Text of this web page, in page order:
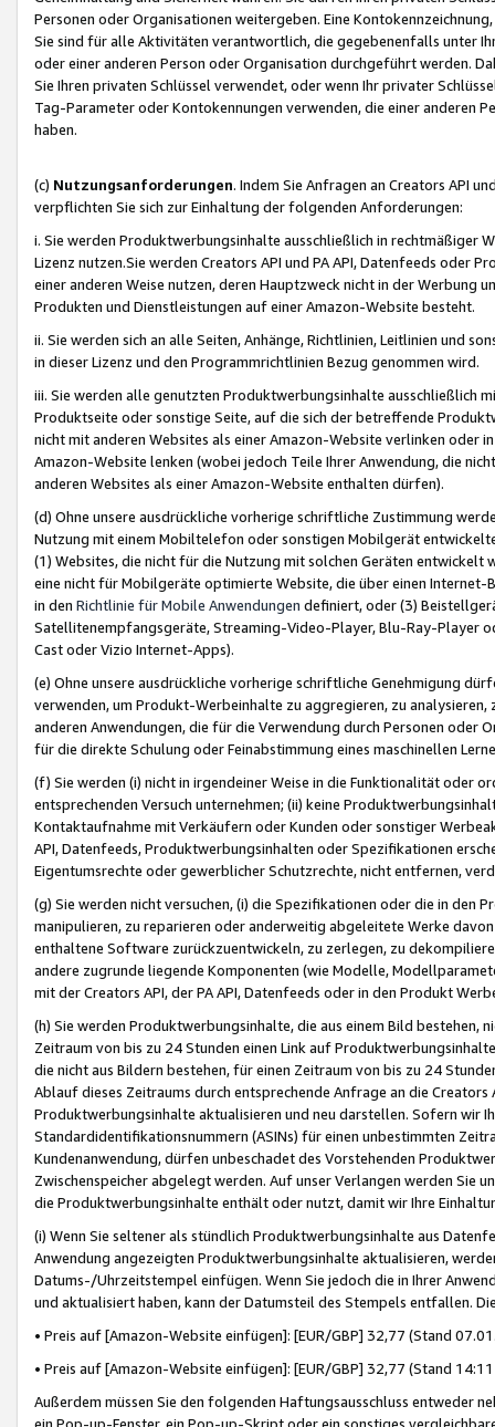
Personen oder Organisationen weitergeben. Eine
Sie sind für alle Aktivitäten verantwortlich, die gegebenenfalls unter
oder einer anderen Person oder Organisation durchgeführt werden.
Sie Ihren privaten Schlüssel verwendet, oder wenn Ihr privater
Tag-Parameter oder Kontokennungen verwenden, die einer anderen
haben.
(c) Nutzungsanforderungen. Indem Sie Anfragen an Creators API
verpflichten Sie sich zur Einhaltung der folgenden Anforderungen:
i. Sie werden Produktwerbungsinhalte ausschließlich in rechtmäßiger
Lizenz nutzen.Sie werden Creators API und PA API, Datenfeeds oder
einer anderen Weise nutzen, deren Hauptzweck nicht in der Werbung
Produkten und Dienstleistungen auf einer Amazon-Website besteht.
ii. Sie werden sich an alle Seiten, Anhänge, Richtlinien, Leitlinien und
in dieser Lizenz und den Programmrichtlinien Bezug genommen wird.
iii. Sie werden alle genutzten Produktwerbungsinhalte ausschließlich
Produktseite oder sonstige Seite, auf die sich der betreffende
nicht mit anderen Websites als einer Amazon-Website verlinken oder
Amazon-Website lenken (wobei jedoch Teile Ihrer Anwendung, die
anderen Websites als einer Amazon-Website enthalten dürfen).
(d) Ohne unsere ausdrückliche vorherige schriftliche Zustimmung
Nutzung mit einem Mobiltelefon oder sonstigen Mobilgerät
(1) Websites, die nicht für die Nutzung mit solchen Geräten
eine nicht für Mobilgeräte optimierte Website, die über einen
in den Richtlinie für Mobile Anwendungen definiert, oder (3)
Satellitenempfangsgeräte, Streaming-Video-Player, Blu-Ray-Player
Cast oder Vizio Internet-Apps).
(e) Ohne unsere ausdrückliche vorherige schriftliche Genehmigung
verwenden, um Produkt-Werbeinhalte zu aggregieren, zu
anderen Anwendungen, die für die Verwendung durch Personen
für die direkte Schulung oder Feinabstimmung eines maschinellen
(f) Sie werden (i) nicht in irgendeiner Weise in die Funktionalität oder
entsprechenden Versuch unternehmen; (ii) keine
Kontaktaufnahme mit Verkäufern oder Kunden oder sonstiger
API, Datenfeeds, Produktwerbungsinhalten oder Spezifikationen
Eigentumsrechte oder gewerblicher Schutzrechte, nicht entfernen,
(g) Sie werden nicht versuchen, (i) die Spezifikationen oder die in
manipulieren, zu reparieren oder anderweitig abgeleitete Werke
enthaltene Software zurückzuentwickeln, zu zerlegen, zu
andere zugrunde liegende Komponenten (wie Modelle,
mit der Creators API, der PA API, Datenfeeds oder in den Produkt
(h) Sie werden Produktwerbungsinhalte, die aus einem Bild bestehen,
Zeitraum von bis zu 24 Stunden einen Link auf
die nicht aus Bildern bestehen, für einen Zeitraum von bis zu 24
Ablauf dieses Zeitraums durch entsprechende Anfrage an die
Produktwerbungsinhalte aktualisieren und neu darstellen. Sofern wir
Standardidentifikationsnummern (ASINs) für einen unbestimmten
Kundenanwendung, dürfen unbeschadet des Vorstehenden
Zwischenspeicher abgelegt werden. Auf unser Verlangen werden Sie
die Produktwerbungsinhalte enthält oder nutzt, damit wir Ihre
(i) Wenn Sie seltener als stündlich Produktwerbungsinhalte aus
Anwendung angezeigten Produktwerbungsinhalte aktualisieren,
Datums-/Uhrzeitstempel einfügen. Wenn Sie jedoch die in Ihrer
und aktualisiert haben, kann der Datumsteil des Stempels entfallen.
• Preis auf [Amazon-Website einfügen]: [EUR/GBP] 32,77 (Stand
• Preis auf [Amazon-Website einfügen]: [EUR/GBP] 32,77 (Stand
Außerdem müssen Sie den folgenden Haftungsausschluss entweder
ein Pop-up-Fenster, ein Pop-up-Skript oder ein sonstiges